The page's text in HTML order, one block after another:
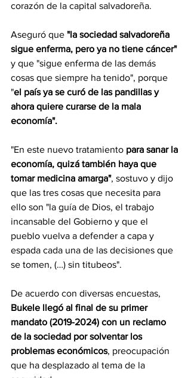
corazón de la capital salvadoreña.
Aseguró que "la sociedad salvadoreña
sigue enferma, pero ya no tiene cáncer"
y que "sigue enferma de las demás
cosas que siempre ha tenido", porque
"el país ya se curó de las pandillas y
ahora quiere curarse de la mala
economía".
"En este nuevo tratamiento para sanar la
economía, quizá también haya que
tomar medicina amarga", sostuvo y dijo
que las tres cosas que necesita para
ello son "la guía de Dios, el trabajo
incansable del Gobierno y que el
pueblo vuelva a defender a capa y
espada cada una de las decisiones que
se tomen, (…) sin titubeos".
De acuerdo con diversas encuestas,
Bukele llegó al final de su primer
mandato (2019-2024) con un reclamo
de la sociedad por solventar los
problemas económicos, preocupación
que ha desplazado al tema de la